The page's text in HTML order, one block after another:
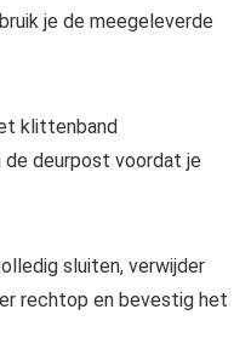
je de meegeleverde
klittenband
deurpost voordat je
sluiten, verwijder
rechtop en bevestig het